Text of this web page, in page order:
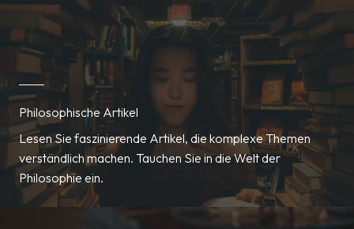
Philosophische Artikel
Lesen Sie faszinierende Artikel, die komplexe Themen
verständlich machen. Tauchen Sie in die Welt der
Philosophie ein.